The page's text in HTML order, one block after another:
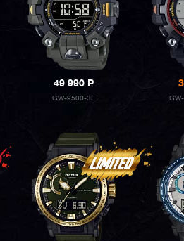
49 990P
GW-9500-3E